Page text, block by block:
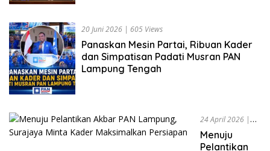
20 Juni 2026 | 605 Views
Panaskan Mesin Partai, Ribuan Kader
dan Simpatisan Padati Musran PAN
Lampung Tengah
24 April 2026 |
721 Views
Menuju
Pelantikan